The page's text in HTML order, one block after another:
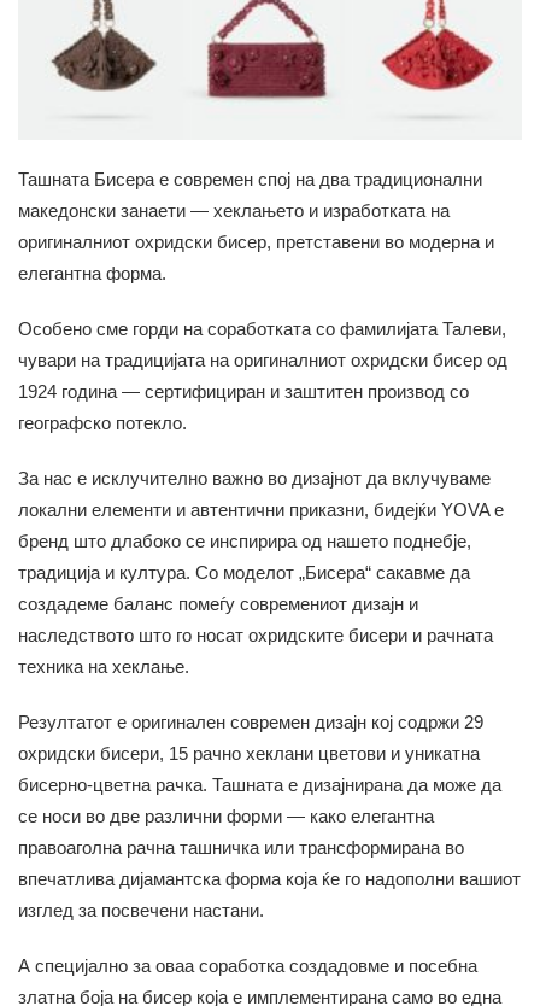
Ташната Бисера е современ спој на два традиционални
македонски занаети — хеклањето и изработката на
оригиналниот охридски бисер, претставени во модерна и
елегантна форма.
Особено сме горди на соработката со фамилијата Талеви,
чувари на традицијата на оригиналниот охридски бисер од
1924 година — сертифициран и заштитен производ со
географско потекло.
За нас е исклучително важно во дизајнот да вклучуваме
локални елементи и автентични приказни, бидејќи YOVA е
бренд што длабоко се инспирира од нашето поднебје,
традиција и култура. Со моделот „Бисера“ сакавме да
создадеме баланс помеѓу современиот дизајн и
наследството што го носат охридските бисери и рачната
техника на хеклање.
Резултатот е оригинален современ дизајн кој содржи 29
охридски бисери, 15 рачно хеклани цветови и уникатна
бисерно-цветна рачка. Ташната е дизајнирана да може да
се носи во две различни форми — како елегантна
правоаголна рачна ташничка или трансформирана во
впечатлива дијамантска форма која ќе го надополни вашиот
изглед за посвечени настани.
А специјално за оваа соработка создадовме и посебна
златна боја на бисер која е имплементирана само во една